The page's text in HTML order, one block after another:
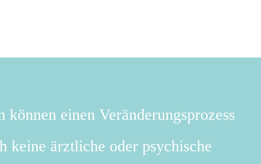
einen Veränderungsprozess
keine ärztliche oder psychische